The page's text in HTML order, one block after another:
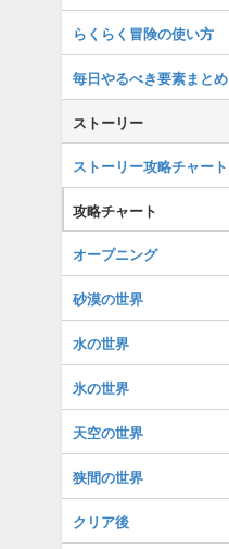
らくらく冒険の使い方
毎日やるべき要素まとめ
ストーリー
ストーリー攻略チャート
攻略チャート
オープニング
砂漠の世界
水の世界
氷の世界
天空の世界
狭間の世界
クリア後